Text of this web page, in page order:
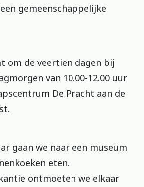
gemeenschappelijke
om de veertien dagen bij
van 10.00-12.00 uur
De Pracht aan de
gaan we naar een museum
eten.
ontmoeten we elkaar